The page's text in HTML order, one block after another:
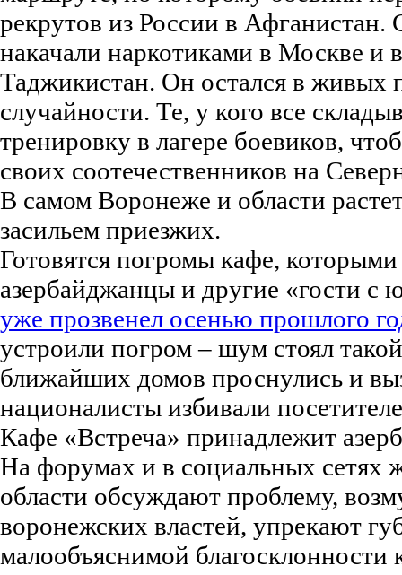
рекрутов из России в Афганистан.
накачали наркотиками в Москве и
Таджикистан. Он остался в живых
случайности. Те, у кого все
тренировку в лагере боевиков,
своих соотечественников на
В самом Воронеже и области
засильем приезжих.
Готовятся погромы кафе,
азербайджанцы и другие «гости с
уже прозвенел осенью прошлого
устроили погром – шум стоял
ближайших домов проснулись и
националисты избивали
Кафе «Встреча» принадлежит
На форумах и в социальных сетях
области обсуждают проблему,
воронежских властей, упрекают
малообъяснимой